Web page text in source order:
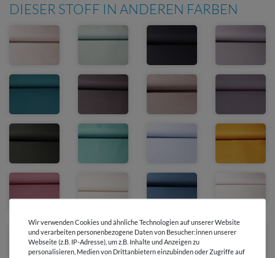
DIESER STOFF IN ANDEREN FARBEN
Wir verwenden Cookies und ähnliche Technologien auf unserer Website
und verarbeiten personenbezogene Daten von Besucher:innen unserer
Webseite (z.B. IP-Adresse), um z.B. Inhalte und Anzeigen zu
personalisieren, Medien von Drittanbietern einzubinden oder Zugriffe auf